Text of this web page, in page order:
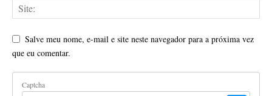
Salve meu nome, e-mail e site neste navegador para a próxima vez
que eu comentar.
Captcha